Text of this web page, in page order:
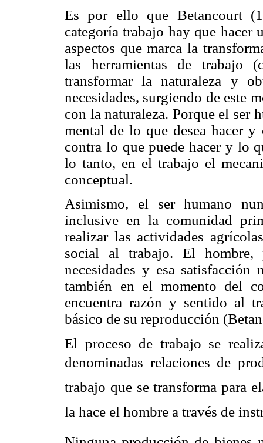
Es por ello que Betancourt
categoría trabajo hay que hacer
aspectos que marca la
las herramientas de trabajo
transformar la naturaleza y
necesidades, surgiendo de este
con la naturaleza. Porque el ser
mental de lo que desea hacer
contra lo que puede hacer y lo
lo tanto, en el trabajo el
conceptual.
Asimismo, el ser humano
inclusive en la comunidad
realizar las actividades
social al trabajo. El hombre,
necesidades y esa
también en el momento del
encuentra razón y sentido al
básico de su reproducción
El proceso de trabajo se
denominadas relaciones de
trabajo que se transforma para
la hace el hombre a través de